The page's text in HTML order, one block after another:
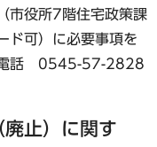
市役所7階住宅政策課
ド可）に必要事項を
電話 0545-57-2828
止）に関す